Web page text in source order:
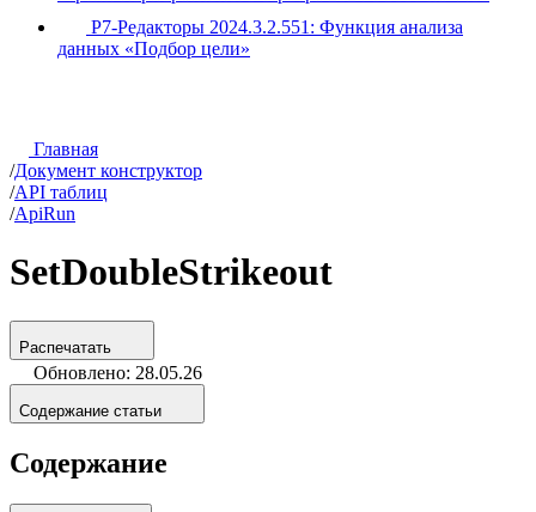
Р7-Редакторы 2024.3.2.551: Функция анализа
данных «Подбор цели»
Главная
/Документ конструктор
/API таблиц
/ApiRun
SetDoubleStrikeout
Распечатать
Обновлено: 28.05.26
Содержание статьи
Содержание